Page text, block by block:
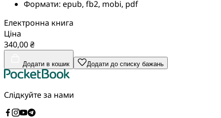
Формати: epub, fb2, mobi, pdf
Електронна книга
Ціна
340,00 ₴
Додати в кошик Додати до списку бажань
Слідкуйте за нами